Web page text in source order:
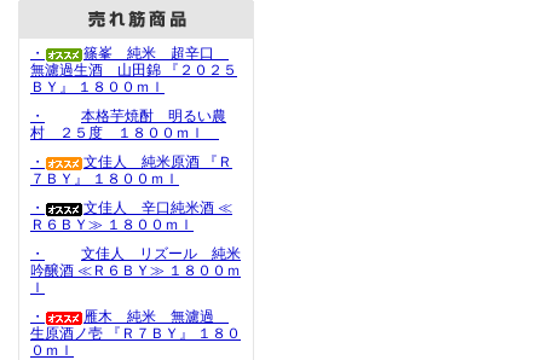
・
篠峯 純米 超辛口
無濾過生酒 山田錦 『２０２５
ＢＹ』 １８００ｍｌ
・
本格芋焼酎 明るい農
村 ２５度 １８００ｍｌ
・
文佳人 純米原酒 『Ｒ
７ＢＹ』 １８００ｍｌ
・
文佳人 辛口純米酒 ≪
Ｒ６ＢＹ≫ １８００ｍｌ
・
文佳人 リズール 純米
吟醸酒 ≪Ｒ６ＢＹ≫ １８００ｍ
ｌ
・
雁木 純米 無濾過
生原酒ノ壱 『Ｒ７ＢＹ』 １８０
０ｍｌ